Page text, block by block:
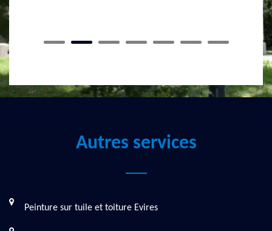
Autres services
Peinture sur tuile et toiture Evires